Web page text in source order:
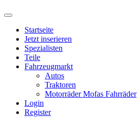
Startseite
Jetzt inserieren
Spezialisten
Teile
Fahrzeugmarkt
Autos
Traktoren
Motorräder Mofas Fahrräder
Login
Register